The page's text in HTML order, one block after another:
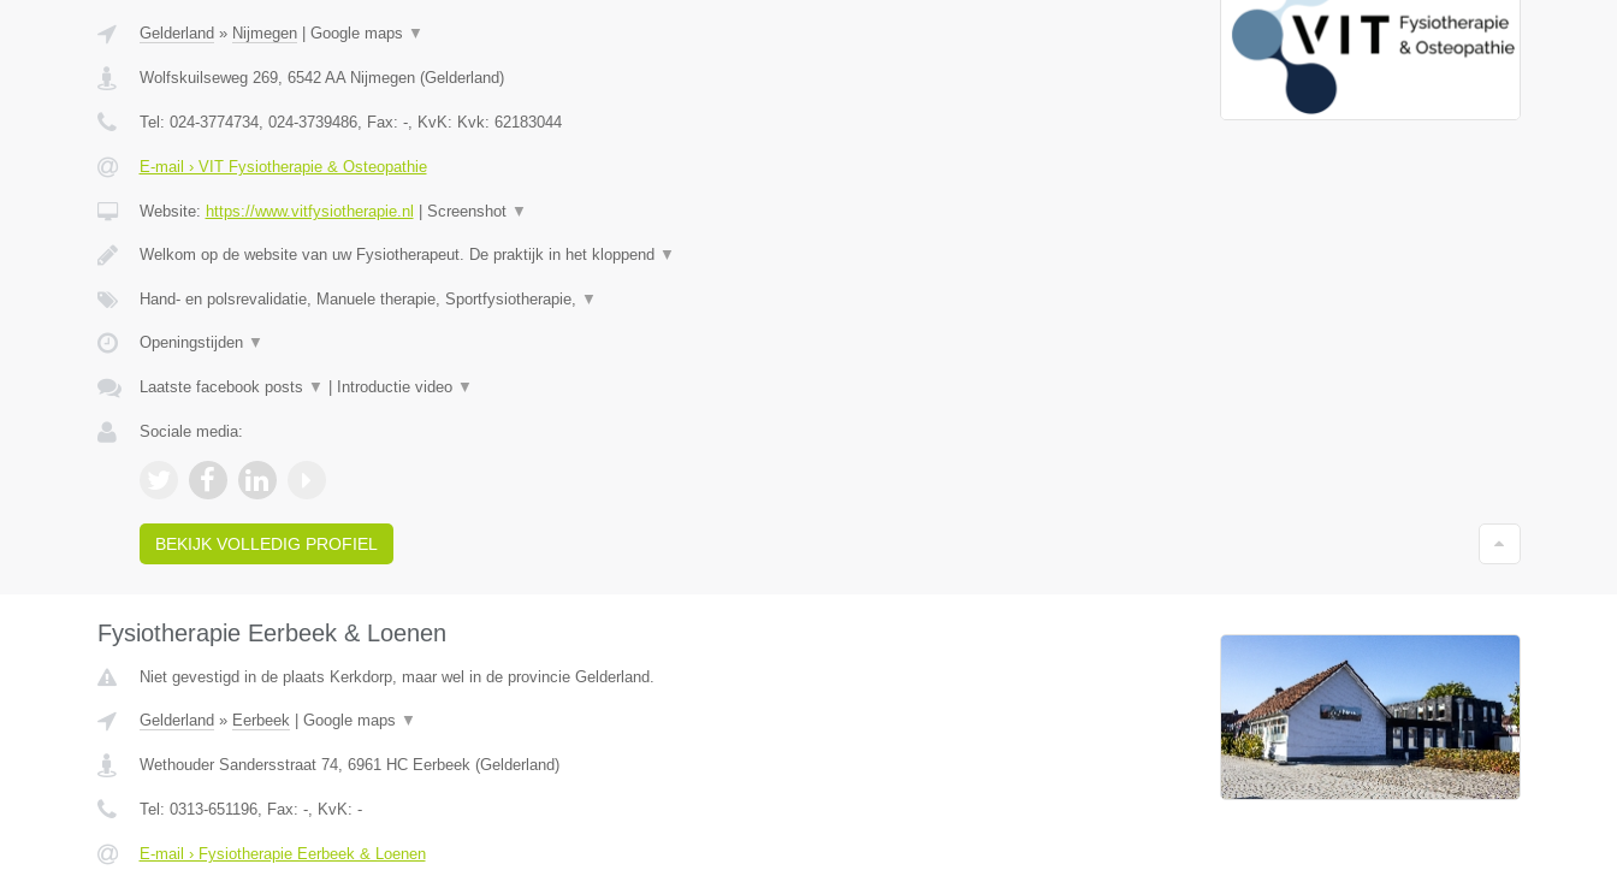
Gelderland » Nijmegen| Google maps ▼
Wolfskuilseweg 269, 6542 AA Nijmegen(Gelderland)
Tel: 024-3774734, 024-3739486, Fax: -, KvK: Kvk: 62183044
E-mail › VIT Fysiotherapie & Osteopathie
Website: https://www.vitfysiotherapie.nl Screenshot ▼
Welkom op de website van uw Fysiotherapeut. De praktijk in het kloppend ▼
Hand- en polsrevalidatie, Manuele therapie, Sportfysiotherapie, ▼
Openingstijden ▼
Laatste facebook posts ▼ Introductie video ▼
Sociale media:
BEKIJK VOLLEDIG PROFIEL
Fysiotherapie Eerbeek & Loenen
Niet gevestigd in de plaats Kerkdorp, maar wel in de provincie Gelderland.
Gelderland » Eerbeek| Google maps ▼
Wethouder Sandersstraat 74, 6961 HC Eerbeek(Gelderland)
Tel: 0313-651196, Fax: -, KvK: -
E-mail › Fysiotherapie Eerbeek & Loenen